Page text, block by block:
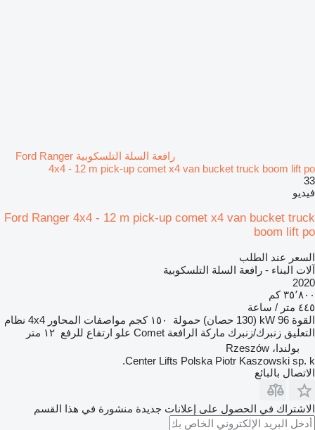
رافعة السلة التلسكوبية Ford Ranger
4x4 - 12 m pick-up comet x4 van bucket truck boom lift po
33
فيديو
Ford Ranger 4x4 - 12 m pick-up comet x4 van bucket truck
boom lift po
السعر عند الطلب
آلات البناء - رافعة السلة التلسكوبية
2020
٣٥٬٨٠٠ كم
٤٤٥ متر / ساعة
القوة 96 kW (130 حصان) حمولة ١٥٠ كجم مواصفات المحاور 4x4 نظام
التعليق زنبرك/زنبرك ماركة الرافعة Comet علو ارتفاع للرفع ١٢ متر
بولندا، Rzeszów
Center Lifts Polska Piotr Kaszowski sp. k.
الاتصال بالبائع
الاشتراك في الحصول على إعلانات جديدة منشورة في هذا القسم